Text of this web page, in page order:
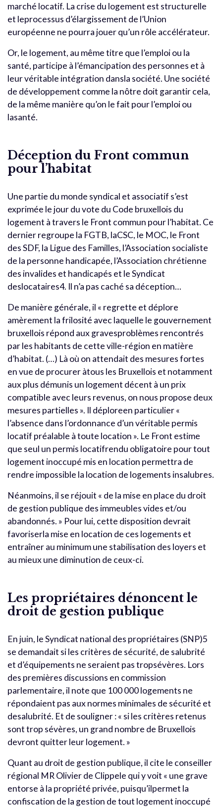
marché locatif. La crise du logement est structurelle
et leprocessus d’élargissement de l’Union
européenne ne pourra jouer qu’un rôle accélérateur.
Or, le logement, au même titre que l’emploi ou la
santé, participe à l’émancipation des personnes et à
leur véritable intégration dansla société. Une société
de développement comme la nôtre doit garantir cela,
de la même manière qu’on le fait pour l’emploi ou
lasanté.
Déception du Front commun
pour l’habitat
Une partie du monde syndical et associatif s’est
exprimée le jour du vote du Code bruxellois du
logement à travers le Front commun pour l’habitat. Ce
dernier regroupe la FGTB, laCSC, le MOC, le Front
des SDF, la Ligue des Familles, l’Association socialiste
de la personne handicapée, l’Association chrétienne
des invalides et handicapés et le Syndicat
deslocataires4. Il n’a pas caché sa déception…
De manière générale, il « regrette et déplore
amèrement la frilosité avec laquelle le gouvernement
bruxellois répond aux gravesproblèmes rencontrés
par les habitants de cette ville-région en matière
d’habitat. (…) Là où on attendait des mesures fortes
en vue de procurer àtous les Bruxellois et notamment
aux plus démunis un logement décent à un prix
compatible avec leurs revenus, on nous propose deux
mesures partielles ». Il déploreen particulier «
l’absence dans l’ordonnance d’un véritable permis
locatif préalable à toute location ». Le Front estime
que seul un permis locatifrendu obligatoire pour tout
logement inoccupé mis en location permettra de
rendre impossible la location de logements insalubres.
Néanmoins, il se réjouit « de la mise en place du droit
de gestion publique des immeubles vides et/ou
abandonnés. » Pour lui, cette disposition devrait
favoriserla mise en location de ces logements et
entraîner au minimum une stabilisation des loyers et
au mieux une diminution de ceux-ci.
Les propriétaires dénoncent le
droit de gestion publique
En juin, le Syndicat national des propriétaires (SNP)5
se demandait si les critères de sécurité, de salubrité
et d’équipements ne seraient pas tropsévères. Lors
des premières discussions en commission
parlementaire, il note que 100 000 logements ne
répondaient pas aux normes minimales de sécurité et
desalubrité. Et de souligner : « si les critères retenus
sont trop sévères, un grand nombre de Bruxellois
devront quitter leur logement. »
Quant au droit de gestion publique, il cite le conseiller
régional MR Olivier de Clippele qui y voit « une grave
entorse à la propriété privée, puisqu’ilpermet la
confiscation de la gestion de tout logement inoccupé